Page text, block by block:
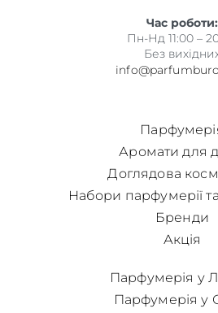
Час роботи:
Пн-Нд 11:00 –
Без
Аромати для
Доглядова
Набори парфумерії
Бренди
Акція
Парфумерія у
Парфумерія у